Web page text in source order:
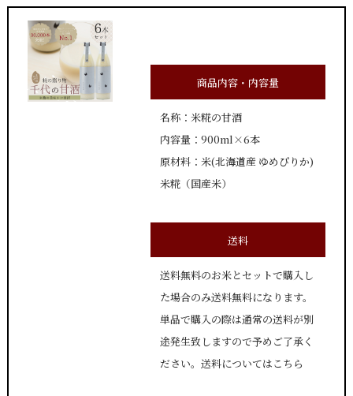
商品内容・内容量
名称：米糀の甘酒
内容量：900ml×6本
原材料：米(北海道産 ゆめぴりか)
米糀（国産米）
送料
送料無料のお米とセットで購入し
た場合のみ送料無料になります。
単品で購入の際は通常の送料が別
途発生致しますので予めご了承く
ださい。送料についてはこちら